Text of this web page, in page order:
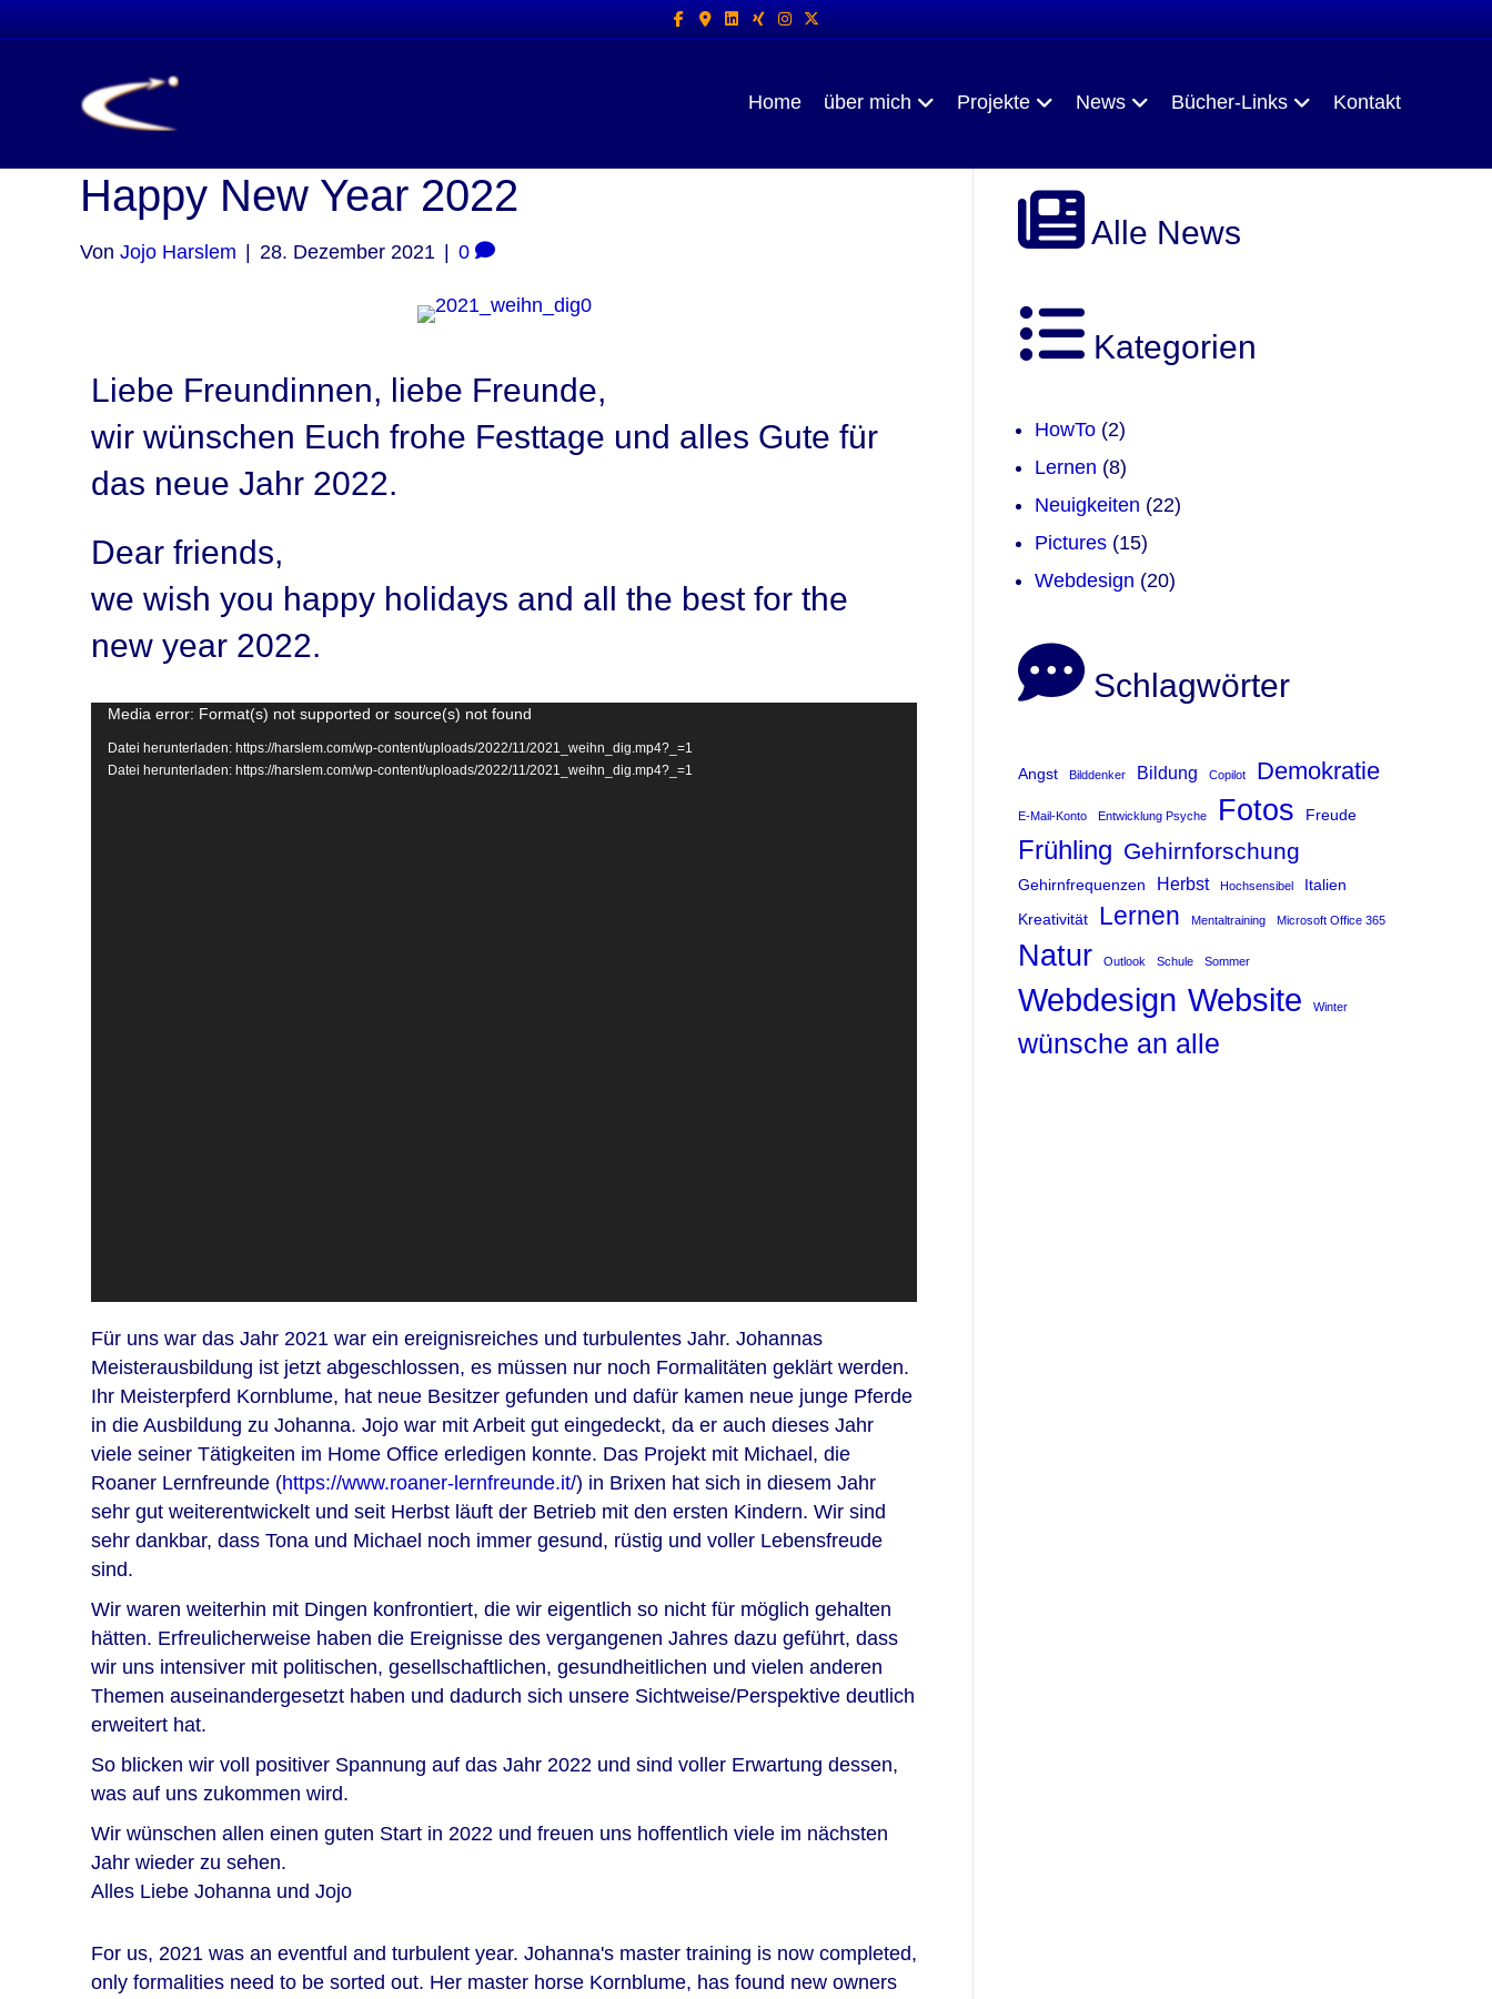
FacebookGoogle-maps
Linkedin
Xing InstagramX-twitter
Home über mich Projekte News Bücher-Links Kontakt
Happy New Year 2022
Von Jojo Harslem 28. Dezember 2021 0
Liebe Freundinnen, liebe Freunde,
wir wünschen Euch frohe Festtage und alles Gute für
das neue Jahr 2022.
Dear friends,
we wish you happy holidays and all the best for the
new year 2022.
Video-
Player
Media error: Format(s) not supported or source(s) not found
Datei herunterladen: https://harslem.com/wp-content/uploads/2022/11/2021_weihn_dig.mp4?_=1
Datei herunterladen: https://harslem.com/wp-content/uploads/2022/11/2021_weihn_dig.mp4?_=1
Für uns war das Jahr 2021 war ein ereignisreiches und turbulentes Jahr. Johannas
Meisterausbildung ist jetzt abgeschlossen, es müssen nur noch Formalitäten geklärt werden.
Ihr Meisterpferd Kornblume, hat neue Besitzer gefunden und dafür kamen neue junge Pferde
in die Ausbildung zu Johanna. Jojo war mit Arbeit gut eingedeckt, da er auch dieses Jahr
viele seiner Tätigkeiten im Home Office erledigen konnte. Das Projekt mit Michael, die
Roaner Lernfreunde (https://www.roaner-lernfreunde.it/) in Brixen hat sich in diesem Jahr
sehr gut weiterentwickelt und seit Herbst läuft der Betrieb mit den ersten Kindern. Wir sind
sehr dankbar, dass Tona und Michael noch immer gesund, rüstig und voller Lebensfreude
sind.
Wir waren weiterhin mit Dingen konfrontiert, die wir eigentlich so nicht für möglich gehalten
hätten. Erfreulicherweise haben die Ereignisse des vergangenen Jahres dazu geführt, dass
wir uns intensiver mit politischen, gesellschaftlichen, gesundheitlichen und vielen anderen
Themen auseinandergesetzt haben und dadurch sich unsere Sichtweise/Perspektive deutlich
erweitert hat.
So blicken wir voll positiver Spannung auf das Jahr 2022 und sind voller Erwartung dessen,
was auf uns zukommen wird.
Wir wünschen allen einen guten Start in 2022 und freuen uns hoffentlich viele im nächsten
Jahr wieder zu sehen.
Alles Liebe Johanna und Jojo
For us, 2021 was an eventful and turbulent year. Johanna's master training is now completed,
only formalities need to be sorted out. Her master horse Kornblume, has found new owners
Alle News
Kategorien
HowTo (2)
Lernen (8)
Neuigkeiten (22)
Pictures (15)
Webdesign (20)
Schlagwörter
Angst Bilddenker Bildung Copilot Demokratie
E-Mail-Konto Entwicklung Psyche Fotos Freude
Frühling Gehirnforschung
Gehirnfrequenzen Herbst Hochsensibel
Italien
Kreativität
Lernen Mentaltraining Microsoft Office 365
Natur Outlook Schule Sommer
Webdesign Website Winter
wünsche an alle